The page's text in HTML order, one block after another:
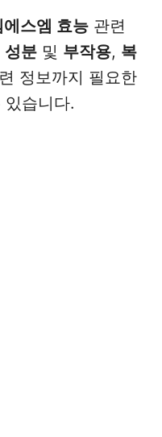
스엠 효능 관련
성분 및 부작용, 복
정보까지 필요한
습니다.